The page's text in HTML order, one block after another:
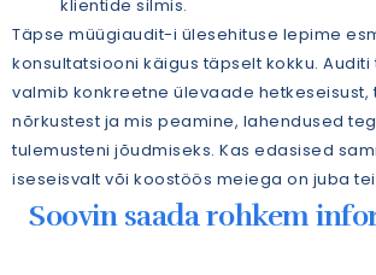
klientide silmis.
Täpse müügiaudit-i ülesehituse lepime
konsultatsiooni käigus täpselt kokku. Auditi
valmib konkreetne ülevaade hetkeseisust,
nõrkustest ja mis peamine, lahendused
tulemusteni jõudmiseks. Kas edasised
iseseisvalt või koostöös meiega on juba
Soovin saada rohkem